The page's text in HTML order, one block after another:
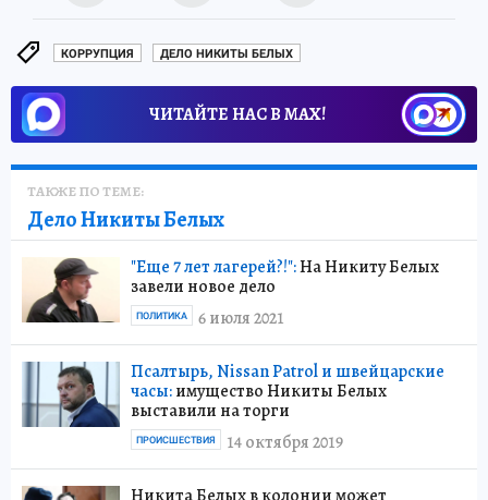
КОРРУПЦИЯ ДЕЛО НИКИТЫ БЕЛЫХ
ЧИТАЙТЕ НАС В МАХ!
ТАКЖЕ ПО ТЕМЕ:
Дело Никиты Белых
"Еще 7 лет лагерей?!":На Никиту Белых
завели новое дело
6 июля 2021
ПОЛИТИКА
Псалтырь, Nissan Patrol и швейцарские
часы:имущество Никиты Белых
выставили на торги
14 октября 2019
ПРОИСШЕСТВИЯ